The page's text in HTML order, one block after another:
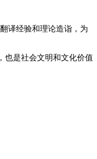
译经验和理论造诣，为
也是社会文明和文化价值